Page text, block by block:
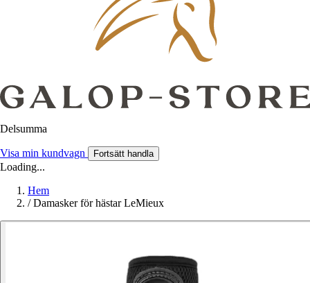
Delsumma
Visa min kundvagn Fortsätt handla
Loading...
Hem
/ Damasker för hästar LeMieux